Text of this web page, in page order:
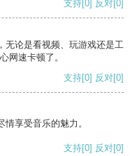
支持 [0] 反对 [0]
无论是看视频、玩游戏还是工
网速卡顿了。
支持[0] 反对[0]
享受音乐的魅力。
支持[0] 反对[0]